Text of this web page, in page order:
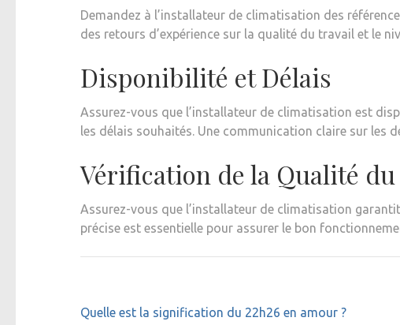
Demandez à l’installateur de climatisation des
des retours d’expérience sur la qualité du travail et le
Disponibilité et Délais
Assurez-vous que l’installateur de climatisation est
les délais souhaités. Une communication claire sur
Vérification de la Qualité
Assurez-vous que l’installateur de climatisation
précise est essentielle pour assurer le bon
Navigation
Quelle est la signification du 22h26 en amour ?